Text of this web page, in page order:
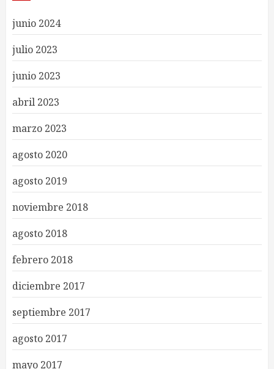
junio 2024
julio 2023
junio 2023
abril 2023
marzo 2023
agosto 2020
agosto 2019
noviembre 2018
agosto 2018
febrero 2018
diciembre 2017
septiembre 2017
agosto 2017
mayo 2017